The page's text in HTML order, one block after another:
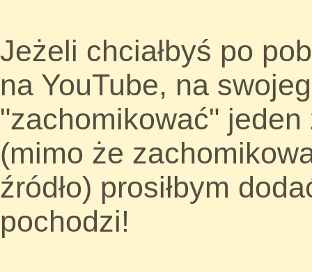
Jeżeli chciałbyś po
na YouTube, na
"zachomikować"
(mimo że
źródło) prosiłbym
pochodzi!